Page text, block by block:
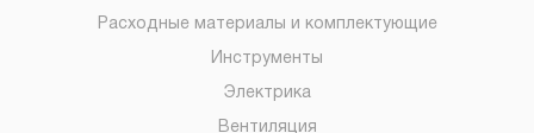
Расходные материалы и комплектующие
Инструменты
Электрика
Вентиляция